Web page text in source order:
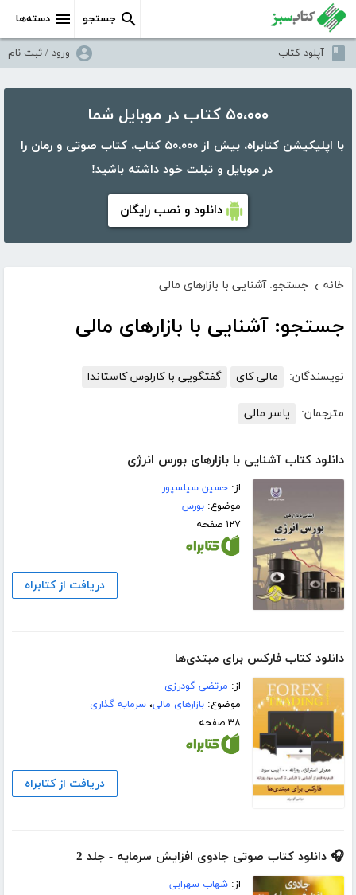
دسته‌ها جستجو
آپلود کتاب ورود / ثبت نام
۵۰،۰۰۰ کتاب در موبایل شما
با اپلیکیشن کتابراه، بیش از ۵۰،۰۰۰ کتاب، کتاب صوتی و رمان را
در موبایل و تبلت خود داشته باشید!
دانلود و نصب رایگان
خانه › جستجو: آشنایی با بازارهای مالی
جستجو: آشنایی با بازارهای مالی
نویسندگان: مالی کای گفتگویی با کارلوس کاستاندا
مترجمان: یاسر مالی
دانلود کتاب آشنایی با بازارهای بورس انرژی
از:حسین سیلسپور
موضوع:بورس
۱۲۷ صفحه
دریافت از کتابراه
دانلود کتاب فارکس برای مبتدی‌ها
از: مرتضی گودرزی
موضوع:بازارهای مالی،سرمایه گذاری
۳۸ صفحه
دریافت از کتابراه
🎧 دانلود کتاب صوتی جادوی افزایش سرمایه - جلد 2
از:شهاب سهرابی